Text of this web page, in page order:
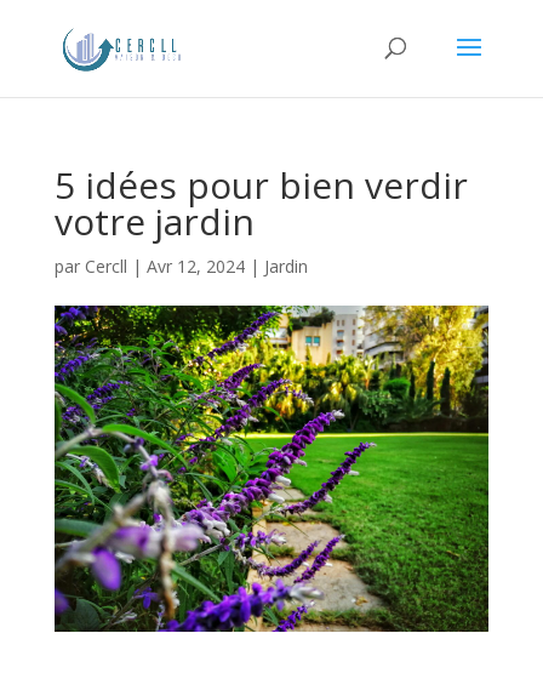
5 idées pour bien verdir
votre jardin
par Cercll | Avr 12, 2024| Jardin